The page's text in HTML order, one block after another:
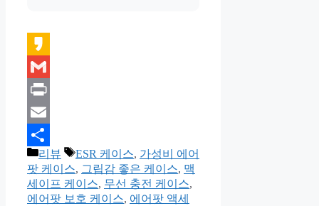
Kakao
Gmail
Print
Email
Share
카
테
고
리
리뷰
태
그
ESR 케이스, 가성비 에어
팟 케이스, 그립감 좋은 케이스, 맥
세이프 케이스, 무선 충전 케이스,
에어팟 보호 케이스, 에어팟 액세